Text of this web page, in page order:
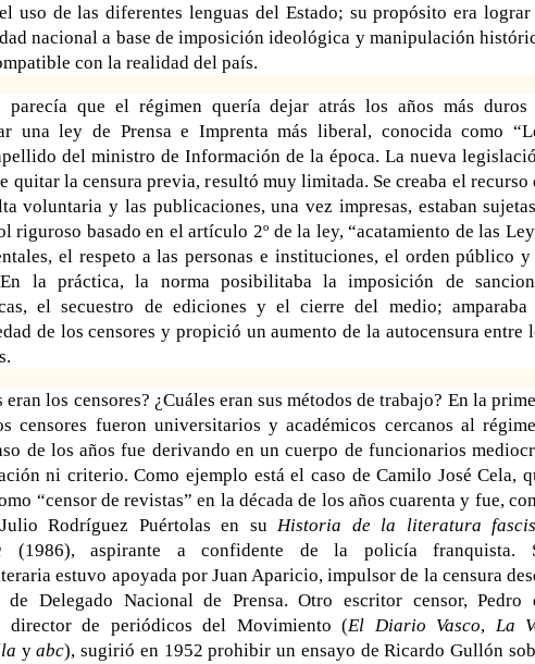
uso de las diferentes lenguas del Estado; su propósito era
nacional a base de imposición ideológica y manipulación
con la realidad del país.
parecía que el régimen quería dejar atráslos años más duros
una ley de Prensa e Imprentamás liberal, conocida como
del ministro de Información de la época. La nueva
quitar la censura previa, resultó muy limitada. Se creaba el recurso
voluntaria y las publicaciones, una vez impresas, estaban
riguroso basado en el artículo 2º de la ley, “acatamiento de las
el respeto a las personas e instituciones, el orden público
la práctica, la norma posibilitaba la imposición de
el secuestro de ediciones y el cierre del medio; amparaba
de los censores y propició un aumento de la autocensura entre
eran los censores? ¿Cuáles eran sus métodos de trabajo? En la
censores fueron universitarios y académicos cercanos al
de los años fue derivando en un cuerpo de funcionarios
ni criterio. Como ejemplo está el caso de Camilo José Cela,
“censor de revistas” en la década de los años cuarenta y fue,
Rodríguez Puértolas en su Historia de la literatura
(1986), aspirante a confidente de la policía franquista.
estuvo apoyada por Juan Aparicio, impulsor de la censura
Delegado Nacional de Prensa. Otro escritor censor, Pedro
director de periódicos del Movimiento (El Diario Vasco, La
yabc), sugirió en 1952 prohibir un ensayo deRicardo Gullón